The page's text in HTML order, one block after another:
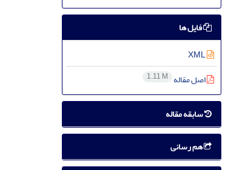
فایل ها
XML
اصل مقاله 1.11 M
سابقه مقاله
هم رسانی